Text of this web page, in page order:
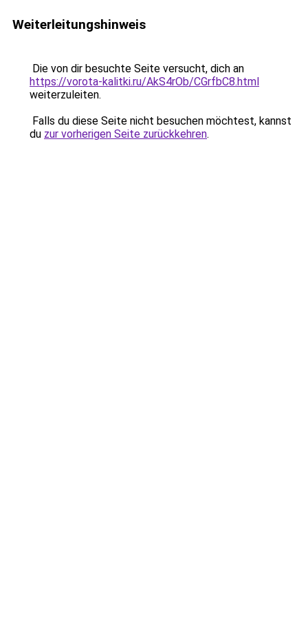
Weiterleitungshinweis
Die von dir besuchte Seite versucht, dich an
https://vorota-kalitki.ru/AkS4rOb/CGrfbC8.html
weiterzuleiten.
Falls du diese Seite nicht besuchen möchtest, kannst
du zur vorherigen Seite zurückkehren.